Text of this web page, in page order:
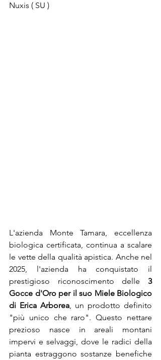
Nuxis ( SU )
L'azienda Monte Tamara, eccellenza
biologica certificata, continua a scalare
le vette della qualità apistica. Anche nel
2025, l'azienda ha conquistato il
prestigioso riconoscimento delle 3
Gocce d'Oro per il suo Miele Biologico
di Erica Arborea , un prodotto definito
"più unico che raro". Questo nettare
prezioso nasce in areali montani
impervi e selvaggi, dove le radici della
pianta estraggono sostanze benefiche